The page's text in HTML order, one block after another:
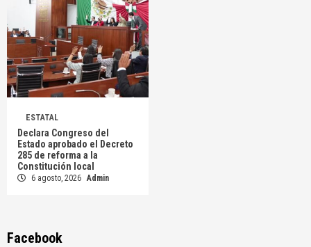
ESTATAL
Declara Congreso del
Estado aprobado el Decreto
285 de reforma a la
Constitución local
6 agosto, 2026 Admin
Facebook